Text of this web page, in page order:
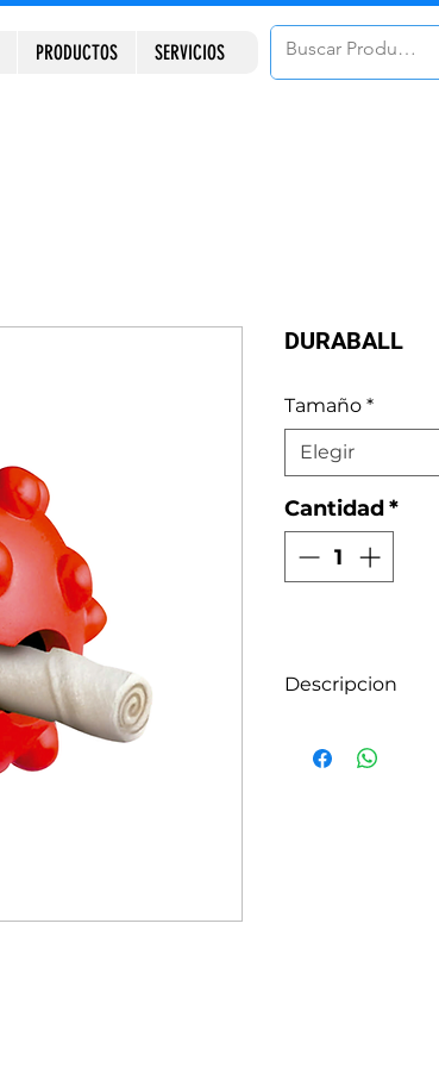
PRODUCTOS SERVICIOS
DURABALL
Tamaño *
Elegir
Cantidad *
Descripcion
DuraBall tiene